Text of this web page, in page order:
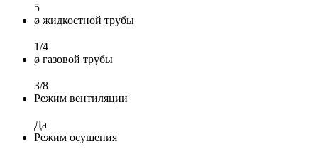
5
ø жидкостной трубы
1/4
ø газовой трубы
3/8
Режим вентиляции
Да
Режим осушения